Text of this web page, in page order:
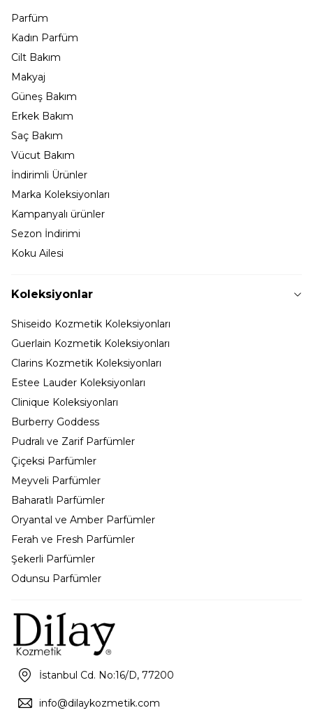
Parfüm
Kadın Parfüm
Cilt Bakım
Makyaj
Güneş Bakım
Erkek Bakım
Saç Bakım
Vücut Bakım
İndirimli Ürünler
Marka Koleksiyonları
Kampanyalı ürünler
Sezon İndirimi
Koku Ailesi
Koleksiyonlar
Shiseido Kozmetik Koleksiyonları
Guerlain Kozmetik Koleksiyonları
Clarins Kozmetik Koleksiyonları
Estee Lauder Koleksiyonları
Clinique Koleksiyonları
Burberry Goddess
Pudralı ve Zarif Parfümler
Çiçeksi Parfümler
Meyveli Parfümler
Baharatlı Parfümler
Oryantal ve Amber Parfümler
Ferah ve Fresh Parfümler
Şekerli Parfümler
Odunsu Parfümler
İstanbul Cd. No:16/D, 77200
info@dilaykozmetik.com